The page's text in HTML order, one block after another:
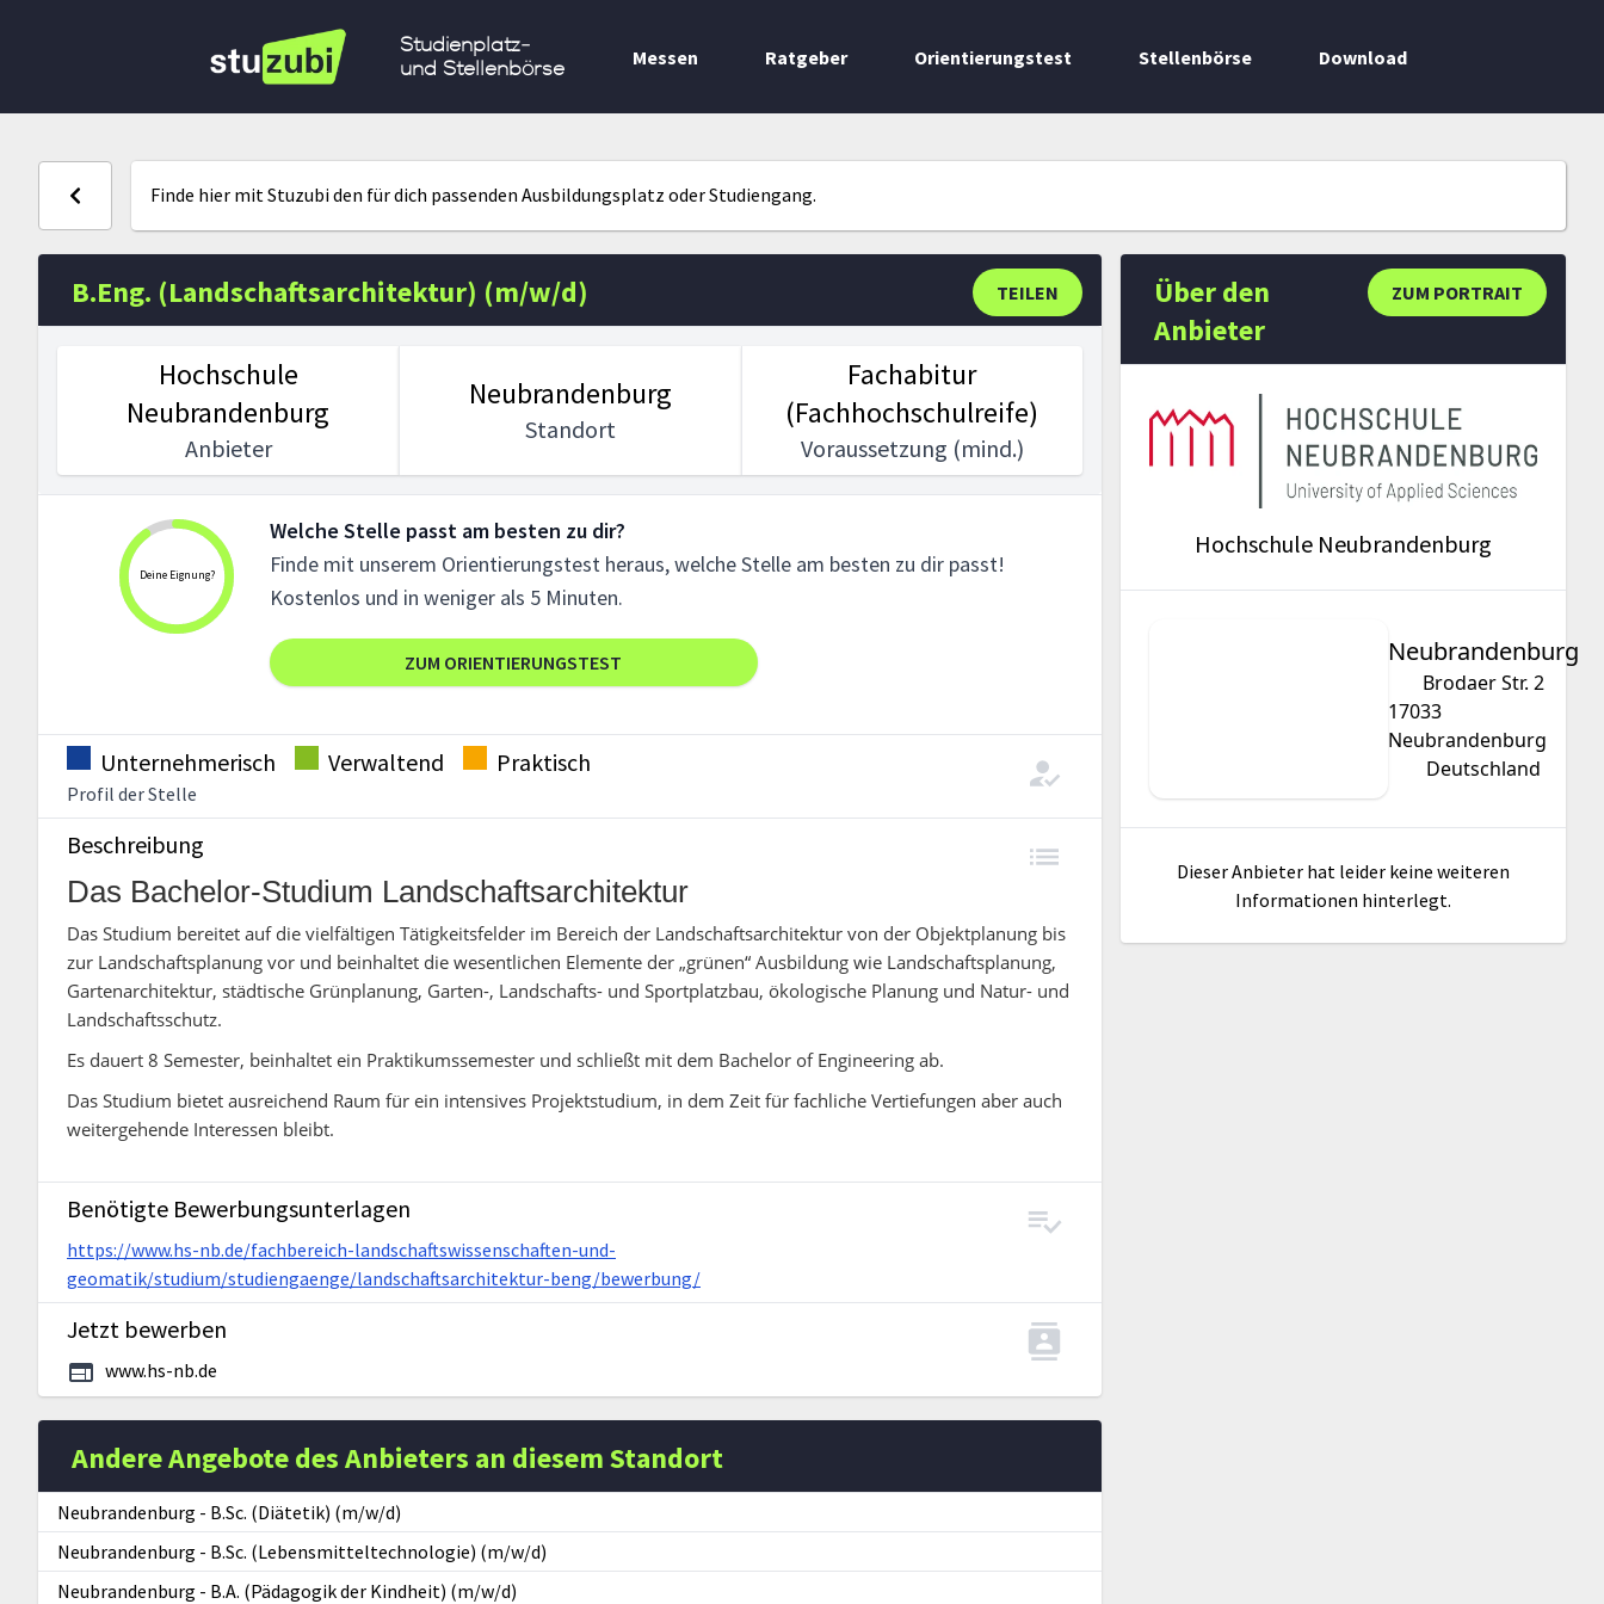
Studienplatz-
und Stellenbörse
Messen Ratgeber Orientierungstest Stellenbörse Download
Finde hier mit Stuzubi den für dich passenden Ausbildungsplatz oder Studiengang.
TEILEN
B.Eng. (Landschaftsarchitektur) (m/w/d)
Hochschule
Neubrandenburg
Anbieter
Neubrandenburg
Standort
Fachabitur
(Fachhochschulreife)
Voraussetzung (mind.)
Deine Eignung?
Welche Stelle passt am besten zu dir?
Finde mit unserem Orientierungstest heraus, welche Stelle am besten zu dir passt!
Kostenlos und in weniger als 5 Minuten.
ZUM ORIENTIERUNGSTEST
Unternehmerisch Verwaltend Praktisch
Profil der Stelle
Beschreibung
Das Bachelor-Studium Landschaftsarchitektur
Das Studium bereitet auf die vielfältigen Tätigkeitsfelder im Bereich der Landschaftsarchitektur von der Objektplanung bis
zur Landschaftsplanung vor und beinhaltet die wesentlichen Elemente der „grünen“ Ausbildung wie Landschaftsplanung,
Gartenarchitektur, städtische Grünplanung, Garten-, Landschafts- und Sportplatzbau, ökologische Planung und Natur- und
Landschaftsschutz.
Es dauert 8 Semester, beinhaltet ein Praktikumssemester und schließt mit dem Bachelor of Engineering ab.
Das Studium bietet ausreichend Raum für ein intensives Projektstudium, in dem Zeit für fachliche Vertiefungen aber auch
weitergehende Interessen bleibt.
Benötigte Bewerbungsunterlagen
https://www.hs-nb.de/fachbereich-landschaftswissenschaften-und-
geomatik/studium/studiengaenge/landschaftsarchitektur-beng/bewerbung/
Jetzt bewerben
www.hs-nb.de
Andere Angebote des Anbieters an diesem Standort
Neubrandenburg - B.Sc. (Diätetik) (m/w/d)
Neubrandenburg - B.Sc. (Lebensmitteltechnologie) (m/w/d)
Neubrandenburg - B.A. (Pädagogik der Kindheit) (m/w/d)
ZUM PORTRAIT
Über den
Anbieter
Hochschule Neubrandenburg
Neubrandenburg
Brodaer Str. 2
17033
Neubrandenburg
Deutschland
Dieser Anbieter hat leider keine weiteren
Informationen hinterlegt.